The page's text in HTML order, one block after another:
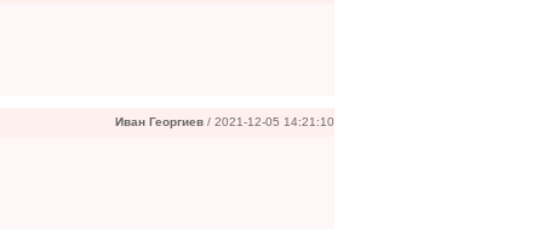
Иван Георгиев / 2021-12-05 14:21:10